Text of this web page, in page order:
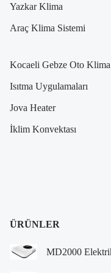
Yazkar Klima
Araç Klima Sistemi
Kocaeli Gebze Oto Klima
Isıtma Uygulamaları
Jova Heater
İklim Konvektası
ÜRÜNLER
MD2000